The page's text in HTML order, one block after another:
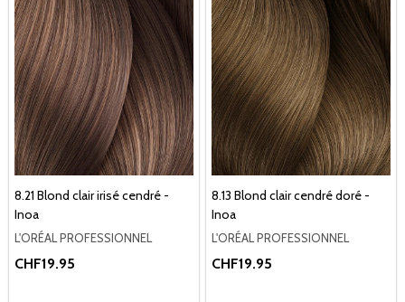
8.21 Blond clair irisé cendré -
Inoa
L'ORÉAL PROFESSIONNEL
CHF19.95
8.13 Blond clair cendré doré -
Inoa
L'ORÉAL PROFESSIONNEL
CHF19.95